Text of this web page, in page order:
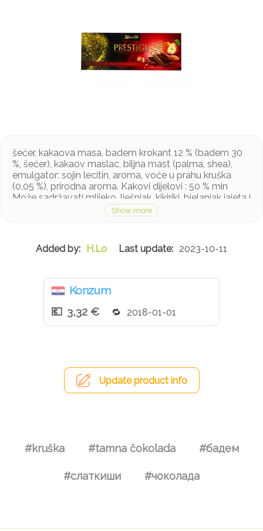
šećer, kakaova masa, badem krokant 12 % (badem 30
%, šećer), kakaov maslac, biljna mast (palma, shea),
emulgator: sojin lecitin, aroma, voće u prahu kruška
(0,05 %), prirodna aroma. Kakovi dijelovi : 50 % min
Može sadržavati mlijeko, lješnjak, kikiriki, bjelanjak jajeta i
H.Lo 2023-10-11
Konzum
3,32 €
2018-01-01
Update product info
#kruška #tamna čokolada #бадем
#слаткиши #чоколада